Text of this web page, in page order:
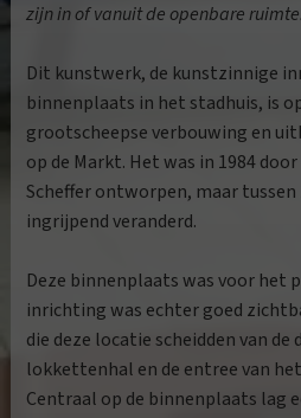
zijn in of vanuit de openbare ruimte.
Dit kunstwerk, de kunstzinnige
binnenplaats in het stadhuis, is
grootscheepse verbouwing en
op de Markt. Het was in 1984
Scheffer ontworpen, maar tussen
ingrijpend veranderd.
Deze binnenplaats was voor het
inrichting was echter goed
die deze locatie scheidden van de
lokkettenhal en de entree van
Centraal op de binnenplaats lag